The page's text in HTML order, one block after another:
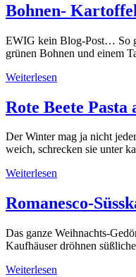
Bohnen-
EWIG kein Blog-Post… So
grünen Bohnen und einem
Weiterlesen
Rote Beete Pasta
Der Winter mag ja nicht
weich, schrecken sie unter
Weiterlesen
Romanesco-
Das ganze Weihnachts-
Kaufhäuser dröhnen
Weiterlesen